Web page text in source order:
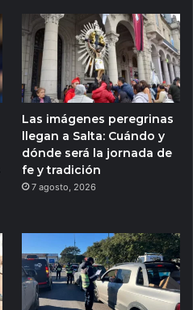
Las imágenes peregrinas
llegan a Salta: Cuándo y
dónde será la jornada de
fe y tradición
7 agosto, 2026